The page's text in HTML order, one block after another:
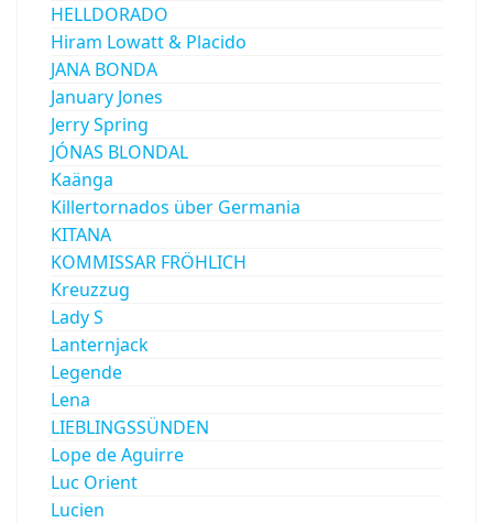
HELLDORADO
Hiram Lowatt & Placido
JANA BONDA
January Jones
Jerry Spring
JÓNAS BLONDAL
Kaänga
Killertornados über Germania
KITANA
KOMMISSAR FRÖHLICH
Kreuzzug
Lady S
Lanternjack
Legende
Lena
LIEBLINGSSÜNDEN
Lope de Aguirre
Luc Orient
Lucien